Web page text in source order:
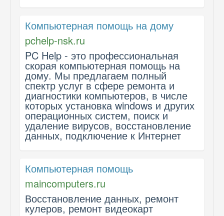
Компьютерная помощь на дому
pchelp-nsk.ru
PC Help - это профессиональная
скорая компьютерная помощь на
дому. Мы предлагаем полный
спектр услуг в сфере ремонта и
диагностики компьютеров, в числе
которых установка windows и других
операционных систем, поиск и
удаление вирусов, восстановление
данных, подключение к Интернет
Компьютерная помощь
maincomputers.ru
Восстановление данных, ремонт
кулеров, ремонт видеокарт